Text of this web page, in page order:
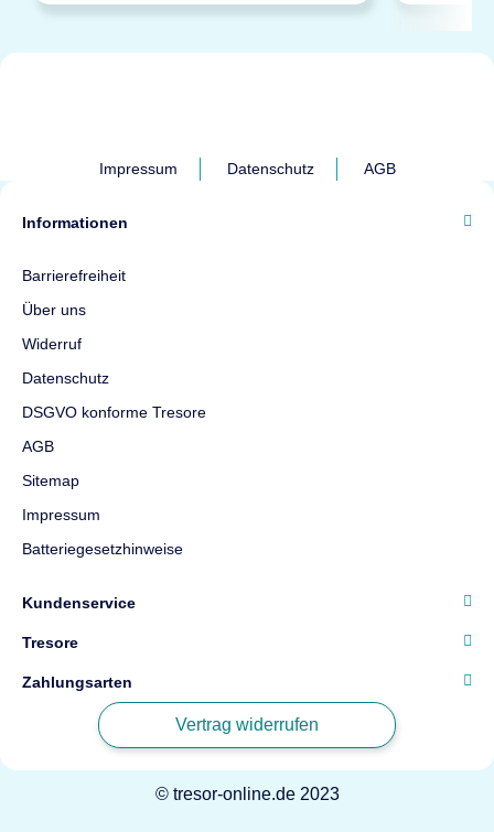
Impressum Datenschutz AGB
Informationen
Barrierefreiheit
Über uns
Widerruf
Datenschutz
DSGVO konforme Tresore
AGB
Sitemap
Impressum
Batteriegesetzhinweise
Kundenservice
Tresore
Zahlungsarten
Vertrag widerrufen
© tresor-online.de 2023